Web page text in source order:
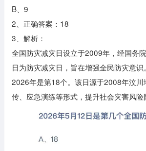
B、9
2、正确答案：18
3、解析：
全国防灾减灾日设立于2009年，经国务
日为防灾减灾日，旨在增强全民防灾意识
2026年是第18个。该日源于2008年汶川
传、应急演练等形式，提升社会灾害风险